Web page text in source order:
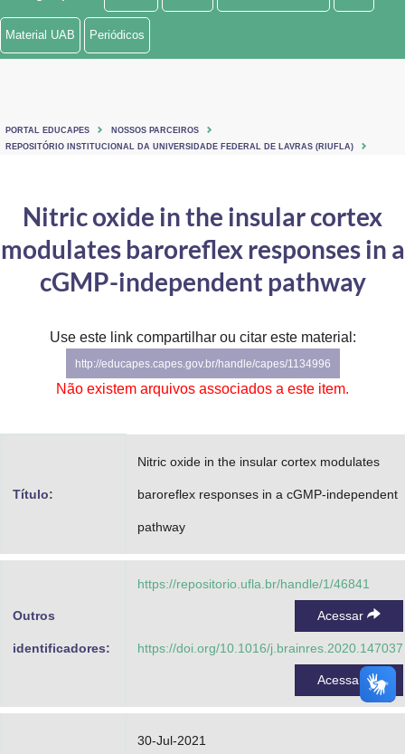
Ministério de Minas e Energia
Ministério do Turismo
Controladoria-Geral da União
Secretaria de Governo
Gabinete de Segurança Institucional
Planalto
Material UAB Periódicos
PORTAL EDUCAPES
NOSSOS PARCEIROS
REPOSITÓRIO INSTITUCIONAL DA UNIVERSIDADE FEDERAL DE LAVRAS (RIUFLA)
Nitric oxide in the insular cortex
modulates baroreflex responses in a
cGMP-independent pathway
Use este link compartilhar ou citar este material:
http://educapes.capes.gov.br/handle/capes/1134996
Não existem arquivos associados a este item.
Título:
Nitric oxide in the insular cortex modulates
baroreflex responses in a cGMP-independent
pathway
Outros
identificadores:
https://repositorio.ufla.br/handle/1/46841
Acessar
https://doi.org/10.1016/j.brainres.2020.147037
Acessar
30-Jul-2021